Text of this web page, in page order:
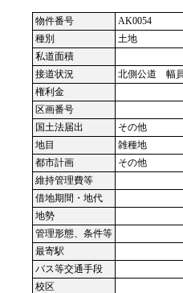
物件番号 AK0054
種別
土地
私道面積
接道状況
北側公道 幅
権利金
区画番号
国土法届出
その他
地目
雑種地
都市計画
その他
維持管理費等
借地期間・地代
地勢
管理形態、条件等
最寄駅
バス等交通手段
校区